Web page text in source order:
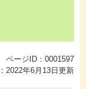
ページID：0001597
2022年6月13日更新